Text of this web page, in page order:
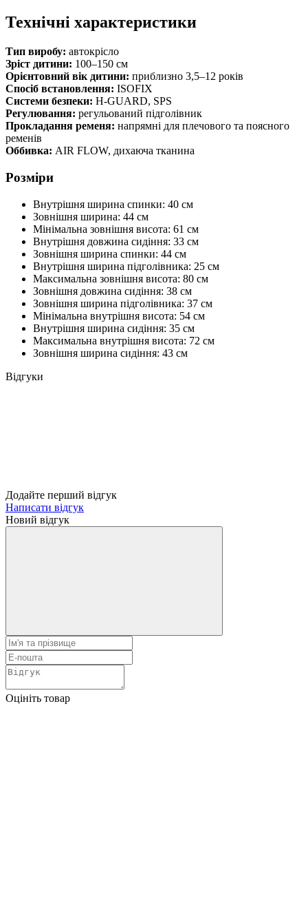
Технічні характеристики
Тип виробу: автокрісло
Зріст дитини: 100–150 см
Орієнтовний вік дитини: приблизно 3,5–12 років
Спосіб встановлення: ISOFIX
Системи безпеки: H-GUARD, SPS
Регулювання: регульований підголівник
Прокладання ременя: напрямні для плечового та поясного
ременів
Оббивка: AIR FLOW, дихаюча тканина
Розміри
Внутрішня ширина спинки: 40 см
Зовнішня ширина: 44 см
Мінімальна зовнішня висота: 61 см
Внутрішня довжина сидіння: 33 см
Зовнішня ширина спинки: 44 см
Внутрішня ширина підголівника: 25 см
Максимальна зовнішня висота: 80 см
Зовнішня довжина сидіння: 38 см
Зовнішня ширина підголівника: 37 см
Мінімальна внутрішня висота: 54 см
Внутрішня ширина сидіння: 35 см
Максимальна внутрішня висота: 72 см
Зовнішня ширина сидіння: 43 см
Відгуки
Додайте перший відгук
Написати відгук
Новий відгук
Оцініть товар